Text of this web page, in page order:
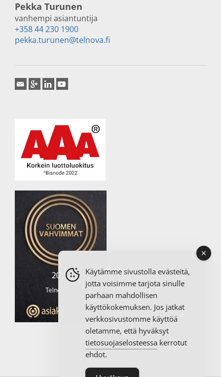
Pekka Turunen
vanhempi asiantuntija
+358 44 230 1900
pekka.turunen@telnova.fi
Käytämme sivustolla evästeitä,
jotta voisimme tarjota sinulle
parhaan mahdollisen
käyttökokemuksen. Jos jatkat
verkkosivustomme käyttöä
oletamme, että hyväksyt
tietosuojaselosteessa kerrotut
ehdot.